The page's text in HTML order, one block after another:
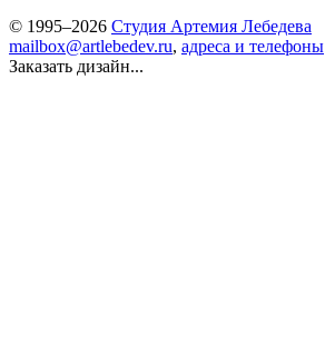
© 1995–2026 Студия Артемия Лебедева
mailbox@artlebedev.ru, адреса и телефоны
Заказать дизайн...